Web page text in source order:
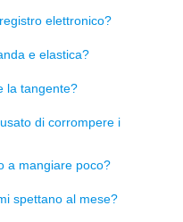
elettronico?
e elastica?
la tangente?
di corrompere i
a mangiare poco?
spettano al mese?